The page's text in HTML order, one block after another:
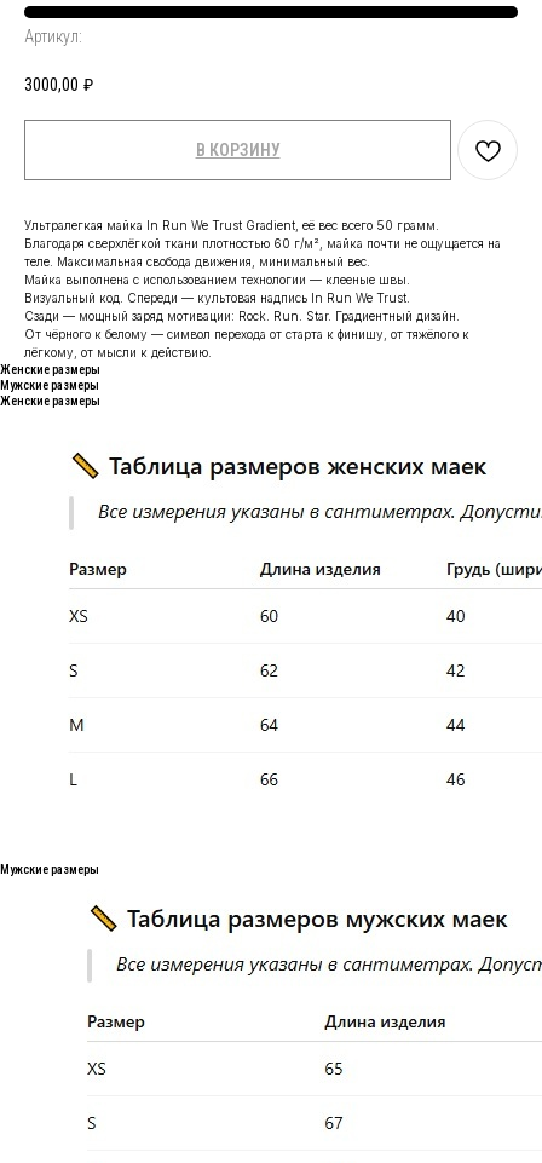
Артикул:
3000,00 ₽
В КОРЗИНУ
Ультралегкая майка In Run We Trust Gradient, её вес всего 50 грамм.
Благодаря сверхлёгкой ткани плотностью 60 г/м², майка почти не ощущается на
теле. Максимальная свобода движения, минимальный вес.
Майка выполнена с использованием технологии — клееные швы.
Визуальный код. Спереди — культовая надпись In Run We Trust.
Сзади — мощный заряд мотивации: Rock. Run. Star. Градиентный дизайн.
От чёрного к белому — символ перехода от старта к финишу, от тяжёлого к
лёгкому, от мысли к действию.
Женские размеры
Мужские размеры
Женские размеры
Мужские размеры